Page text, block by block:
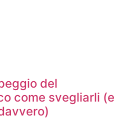
del
come svegliarli (e